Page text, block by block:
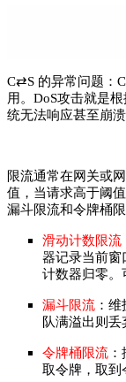
C⇄S 的异常问题：
用。DoS攻击就是
统无法响应甚至崩溃
限流通常在网关或
值，当请求高于阈
漏斗限流和令牌桶限
滑动计数限流
器记录当前窗
计数器归零。
漏斗限流 ：
队满溢出则丢
令牌桶限流
取令牌，取到